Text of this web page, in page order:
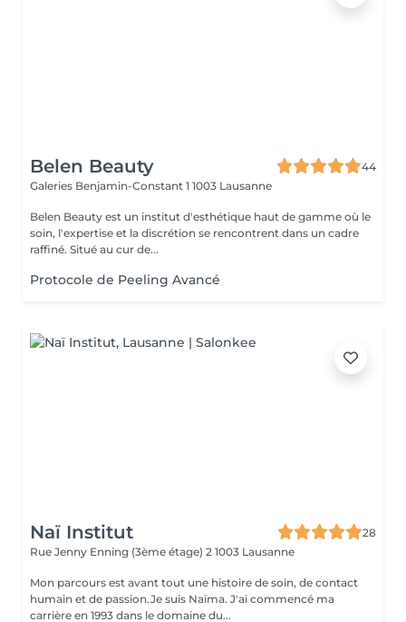
Belen Beauty
44
Galeries Benjamin-Constant 1 1003 Lausanne
Belen Beauty est un institut d'esthétique haut de gamme où le
soin, l'expertise et la discrétion se rencontrent dans un cadre
raffiné. Situé au cur de...
Protocole de Peeling Avancé
Naï Institut
28
Rue Jenny Enning (3ème étage) 2 1003 Lausanne
Mon parcours est avant tout une histoire de soin, de contact
humain et de passion.Je suis Naïma. J'ai commencé ma
carrière en 1993 dans le domaine du...